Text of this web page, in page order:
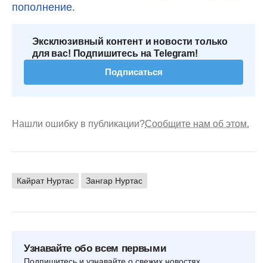
пополнение.
Эксклюзивный контент и новости только
для вас! Подпишитесь на Telegram!
Подписаться
Нашли ошибку в публикации?Сообщите нам об этом.
Кайрат Нуртас Зангар Нуртас
Узнавайте обо всем первыми
Подпишитесь и узнавайте о свежих новостях